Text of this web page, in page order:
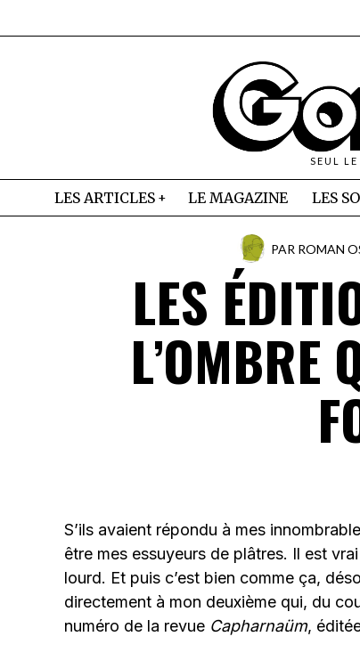
SEUL
LES ARTICLES LE MAGAZINE LES
PAR ROMAN
LES
L’OMBRE
S’ils avaient répondu à mes
être mes essuyeurs de plâtres. Il est
lourd. Et puis c’est bien comme ça,
directement à mon deuxième qui, du
numéro de la revue Capharnaüm,